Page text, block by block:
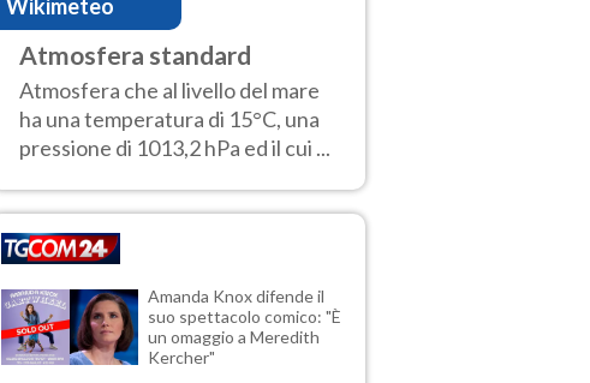
Wikimeteo
Atmosfera standard
Atmosfera che al livello del mare
ha una temperatura di 15°C, una
pressione di 1013,2 hPa ed il cui ...
Amanda Knox difende il
suo spettacolo comico: "È
un omaggio a Meredith
Kercher"